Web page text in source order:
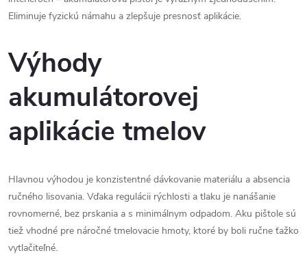
i
p
r
k
y
v
ý
Eliminuje fyzickú námahu a zlepšuje presnosť aplikácie.
Výhody
akumulátorovej
aplikácie tmelov
Hlavnou výhodou je konzistentné dávkovanie materiálu a absencia
ručného lisovania. Vďaka regulácii rýchlosti a tlaku je nanášanie
rovnomerné, bez prskania a s minimálnym odpadom. Aku pištole sú
tiež vhodné pre náročné tmelovacie hmoty, ktoré by boli ručne ťažko
vytlačiteľné.